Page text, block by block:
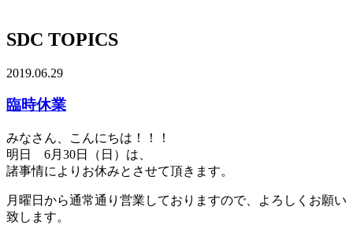
SDC TOPICS
2019.06.29
臨時休業
みなさん、こんにちは！！！
明日 6月30日（日）は、
諸事情によりお休みとさせて頂きます。
月曜日から通常通り営業しておりますので、よろしくお願い
致します。